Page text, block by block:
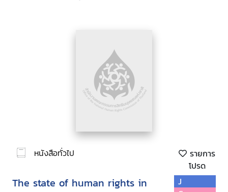
หนังสือทั่วไป
รายการ
โปรด
The state of human rights in
J